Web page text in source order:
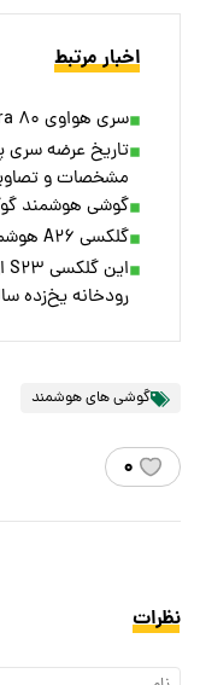
اخبار مرتبط
سری هواوی Pura ۸۰ رسماً ۲۱ خرداد معرفی می‌شود
مشخصات و
گوشی هوشمند
گلکسی A۲۶ هوشمندانه‌ترین انتخاب است؟
رودخانه یخ‌زده
گوشی های هوشمند
۰
نظرات